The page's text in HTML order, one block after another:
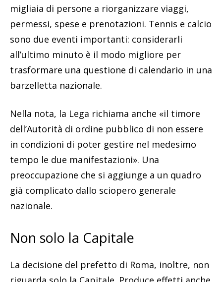
migliaia di persone a riorganizzare viaggi,
permessi, spese e prenotazioni. Tennis e calcio
sono due eventi importanti: considerarli
all’ultimo minuto è il modo migliore per
trasformare una questione di calendario in una
barzelletta nazionale.
Nella nota, la Lega richiama anche «il timore
dell’Autorità di ordine pubblico di non essere
in condizioni di poter gestire nel medesimo
tempo le due manifestazioni». Una
preoccupazione che si aggiunge a un quadro
già complicato dallo sciopero generale
nazionale.
Non solo la Capitale
La decisione del prefetto di Roma, inoltre, non